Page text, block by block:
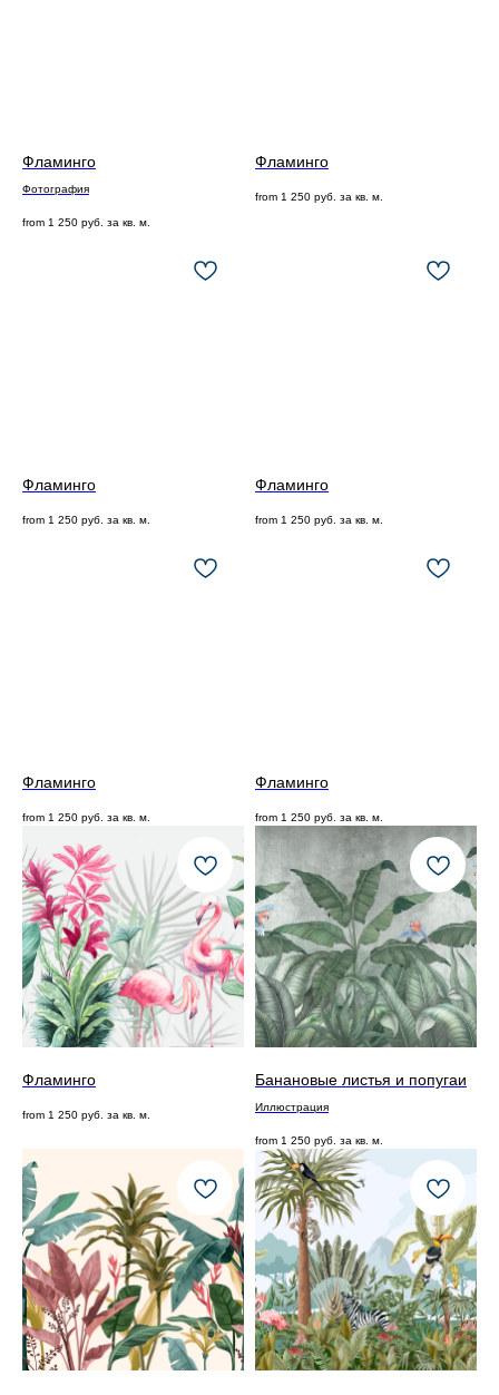
Фламинго
Фотография
from 1 250 руб. за кв. м.
Фламинго
from 1 250 руб. за кв. м.
Фламинго
from 1 250 руб. за кв. м.
Фламинго
from 1 250 руб. за кв. м.
Фламинго
from 1 250 руб. за кв. м.
Фламинго
from 1 250 руб. за кв. м.
Фламинго
from 1 250 руб. за кв. м.
Банановые листья и попугаи
Иллюстрация
from 1 250 руб. за кв. м.